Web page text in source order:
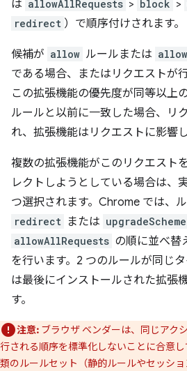
は allowAllRequests > block >
redirect ）で順序付けされます。
候補が allow ルールまたは
である場合、またはリクエストが
この拡張機能の優先度が同等以上
ルールと以前に一致した場合、リ
れ、拡張機能はリクエストに影響し
複数の拡張機能がこのリクエスト
レクトしようとしている場合は、
つ選択されます。Chrome では、
redirect または upgradeScheme
allowAllRequests の順に並べ替
を行います。2 つのルールが同じ
は最後にインストールされた拡張
す。
注意: ブラウザ ベンダーは、同じアク
行される順序を標準化しないことに合意
類のルールセット（静的ルールやセッシ